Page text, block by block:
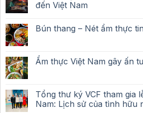
đến Việt Nam
Bún thang – Nét ẩm thực
Ẩm thực Việt Nam gây ấn
Tổng thư ký VCF tham gia
Nam: Lịch sử của tình hữu